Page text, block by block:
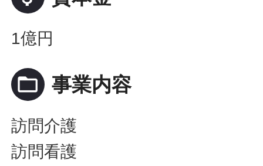
1億円
folder_open 事業内容
訪問介護
訪問看護